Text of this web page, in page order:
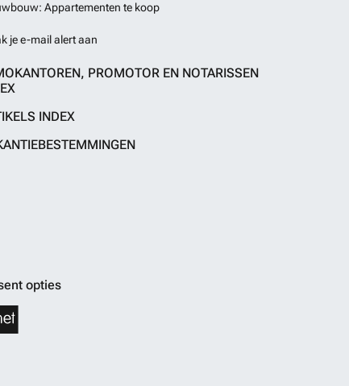
Appartementen te koop
je e-mail alert aan
PROMOTOR EN NOTARISSEN
INDEX
opties